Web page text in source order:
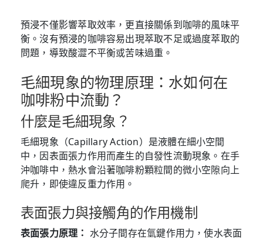
預浸不僅影響萃取效率，更直接關係到咖啡的風味平
衡。沒有預浸的咖啡容易出現萃取不足或過度萃取的
問題，導致酸澀不平衡或苦味過重。
毛細現象的物理原理：水如何在
咖啡粉中流動？
什麼是毛細現象？
毛細現象（Capillary Action）是液體在細小空間
中，因表面張力作用而產生的自發性流動現象。在手
沖咖啡中，熱水會沿著咖啡粉顆粒間的微小空隙向上
爬升，即使違反重力作用。
表面張力與接觸角的作用機制
表面張力原理： 水分子間存在氫鍵作用力，使水表面